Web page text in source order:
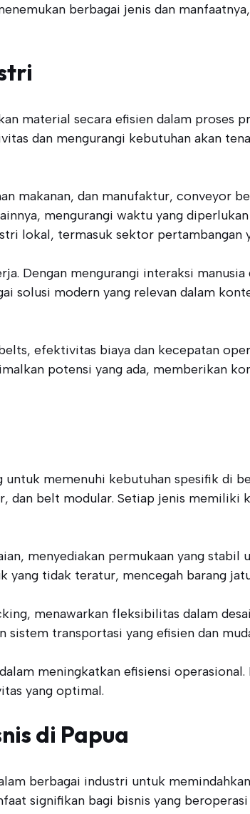
berbagai jenis dan
material secara efisien dalam proses
dan mengurangi kebutuhan akan
makanan, dan manufaktur, conveyor
mengurangi waktu yang
lokal, termasuk sektor pertambangan
Dengan mengurangi interaksi
solusi modern yang relevan dalam
efektivitas biaya dan kecepatan
potensi yang ada, memberikan
memenuhi kebutuhan spesifik di
dan belt modular. Setiap jenis
menyediakan permukaan yang
tidak teratur, mencegah barang
menawarkan fleksibilitas dalam
transportasi yang efisien dan
meningkatkan efisiensi
yang optimal.
di Papua
berbagai industri untuk
signifikan bagi bisnis yang